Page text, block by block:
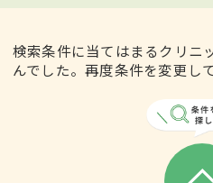
検索条件に当てはまるクリニ
んでした。再度条件を変更し